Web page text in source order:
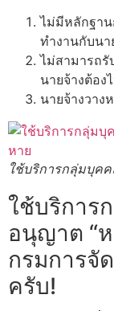
ไม่มีหลักฐา
ทำงานกับนา
ไม่สามารถรั
นายจ้างต้อง
นายจ้างวาง
ใช้บริการกลุ่มบุค
ใช้บริการ
อนุญาต “ห
กรมการจั
ครับ!